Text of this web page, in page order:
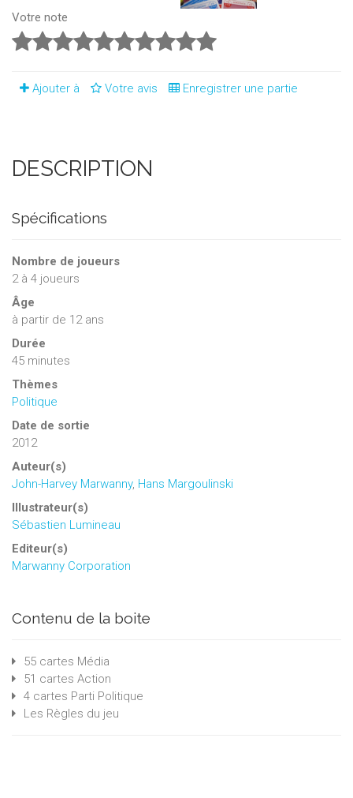
Votre note
Ajouter à Votre avis Enregistrer une partie
DESCRIPTION
Spécifications
Nombre de joueurs
2à 4 joueurs
Âge
à partir de 12 ans
Durée
45 minutes
Thèmes
Politique
Date de sortie
2012
Auteur(s)
John-Harvey Marwanny, Hans Margoulinski
Illustrateur(s)
Sébastien Lumineau
Editeur(s)
Marwanny Corporation
Contenu de la boite
55 cartes Média
51 cartes Action
4 cartes Parti Politique
Les Règles du jeu